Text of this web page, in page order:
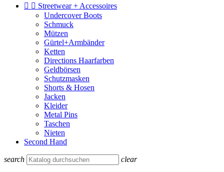
  Streetwear + Accessoires
Undercover Boots
Schmuck
Mützen
Gürtel+Armbänder
Ketten
Directions Haarfarben
Geldbörsen
Schutzmasken
Shorts & Hosen
Jacken
Kleider
Metal Pins
Taschen
Nieten
Second Hand
search clear